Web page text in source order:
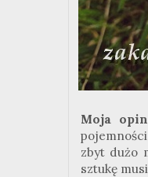
Moja
zbyt dużo
sztukę